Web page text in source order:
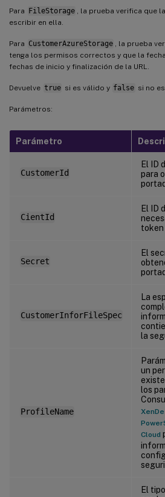
Para FileStorage
, la prueba verifica que
escribir en ella.
Para CustomerAzureStorage
, la prueba
tenga los permisos correctos y que la
fechas de inicio y finalización de la URL.
Devuelve true si es válido y false si no
Parámetros:
Parámetro
CustomerId
El ID
para
CientId
El ID
token
Secret
El
CustomerInforFileSpec
La
la
ProfileName
un
los
Cloud
El